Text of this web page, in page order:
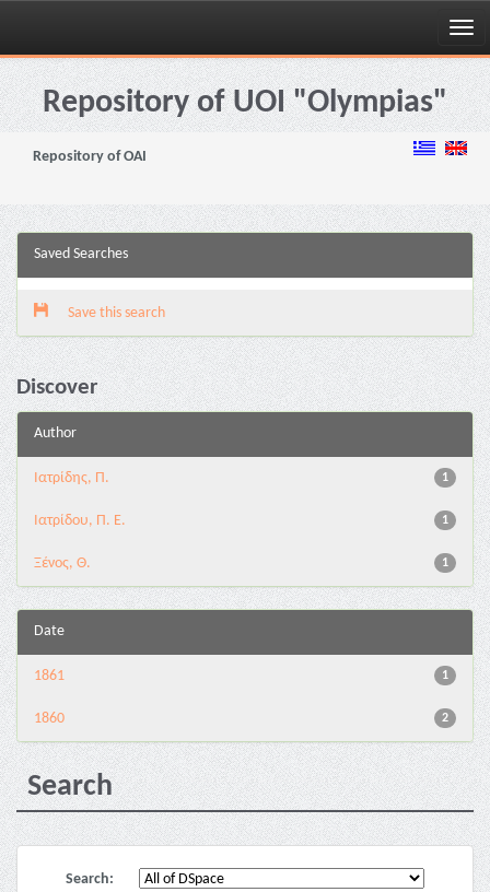
Skip
navigationRepository of UOI "Olympias"
Repository of OAI
Saved Searches
Save this search
Discover
Author
1
Ιατρίδης, Π.
1
Ιατρίδου, Π. Ε.
1
Ξένος, Θ.
Date
1
1861
2
1860
Search
Search: